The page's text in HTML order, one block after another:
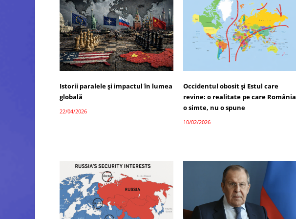
Istorii paralele și impactul în lumea
globală
22/04/2026
Occidentul obosit și Estul care
revine: o realitate pe care România
o simte, nu o spune
10/02/2026